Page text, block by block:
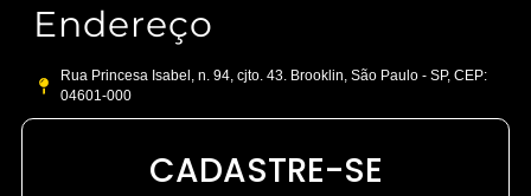
Endereço
Rua Princesa Isabel, n. 94, cjto. 43. Brooklin, São Paulo - SP, CEP:
04601-000
CADASTRE-SE